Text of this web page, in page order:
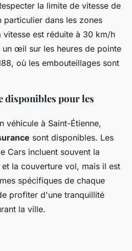
la limite de vitesse de
dans les zones
est réduite à 30 km/h
un œil sur les heures de pointe
où les embouteillages sont
disponibles pour les
véhicule à Saint-Étienne,
sont disponibles. Les
Cars incluent souvent la
la couverture vol, mais il est
spécifiques de chaque
profiter d'une tranquillité
la ville.